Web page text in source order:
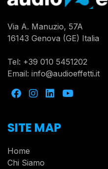
Via A. Manuzio, 57A
16143 Genova (GE) Italia
Tel: +39 010 5451202
Email: info@audioeffetti.it
SITE MAP
Home
Chi Siamo